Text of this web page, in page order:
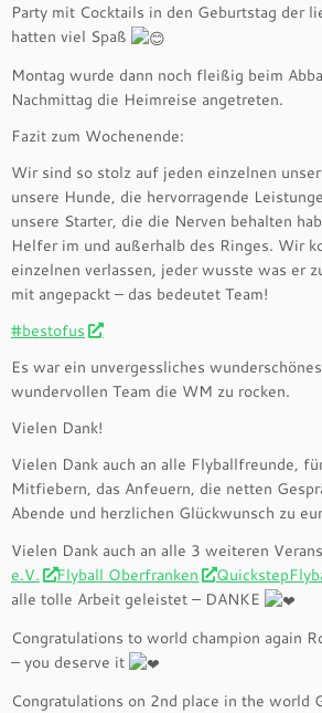
Party mit Cocktails in den Geburtstag der
hatten viel Spaß
Montag wurde dann noch fleißig beim
Nachmittag die Heimreise angetreten.
Fazit zum Wochenende:
Wir sind so stolz auf jeden einzelnen
unsere Hunde, die hervorragende
unsere Starter, die die Nerven behalten
Helfer im und außerhalb des Ringes. Wir
einzelnen verlassen, jeder wusste was er
mit angepackt – das bedeutet Team!
#bestofus
Es war ein unvergessliches
wundervollen Team die WM zu rocken.
Vielen Dank!
Vielen Dank auch an alle Flyballfreunde,
Mitfiebern, das Anfeuern, die netten
Abende und herzlichen Glückwunsch zu
Vielen Dank auch an alle 3 weiteren
e.V.
Flyball Oberfranken
alle tolle Arbeit geleistet – DANKE
Congratulations to world champion again
– you deserve it
Congratulations on 2nd place in the world